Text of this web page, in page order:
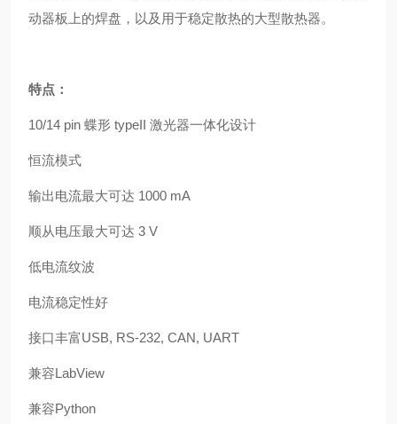
动器板上的焊盘，以及用于稳定散热的大型散热器。
特点：
10/14 pin 蝶形 typeII 激光器一体化设计
恒流模式
输出电流最大可达 1000 mA
顺从电压最大可达 3 V
低电流纹波
电流稳定性好
接口丰富USB, RS-232, CAN, UART
兼容LabView
兼容Python